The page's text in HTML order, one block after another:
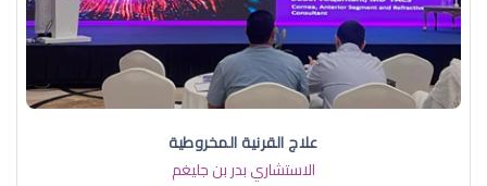
علاج القرنية المخروطية
الاستشاري بدر بن جليغم